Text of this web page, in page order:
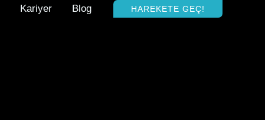
Kariyer Blog HAREKETE GEÇ!